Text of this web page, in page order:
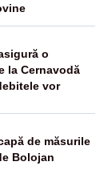
o
la Cernavodă
vor
de măsurile
Bolojan